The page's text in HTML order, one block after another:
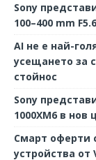
Sony
100–400 mm
AI не е най-
усещането за
стойнос
Sony
1000XM6 в нов
Смарт оферти
устройства от